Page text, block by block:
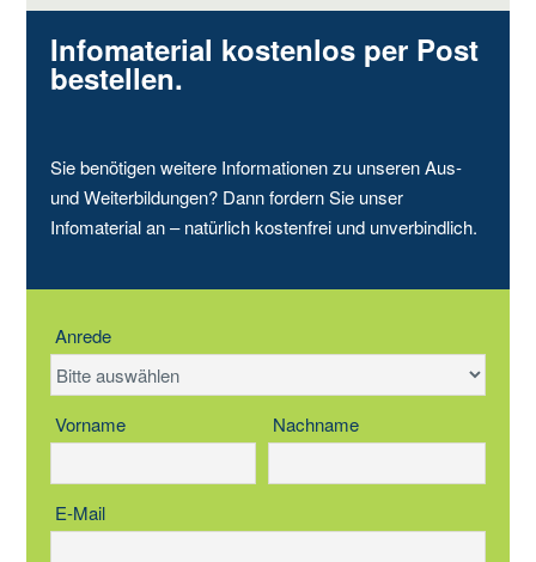
Infomaterial kostenlos per Post
bestellen.
Sie benötigen weitere Informationen zu unseren Aus-
und Weiterbildungen? Dann fordern Sie unser
Infomaterial an – natürlich kostenfrei und unverbindlich.
Anrede
Vorname Nachname
E-Mail